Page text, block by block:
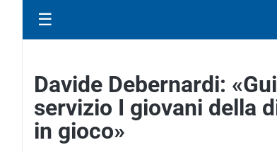
☰
Davide Debernardi:
servizio I giovani della
in gioco»